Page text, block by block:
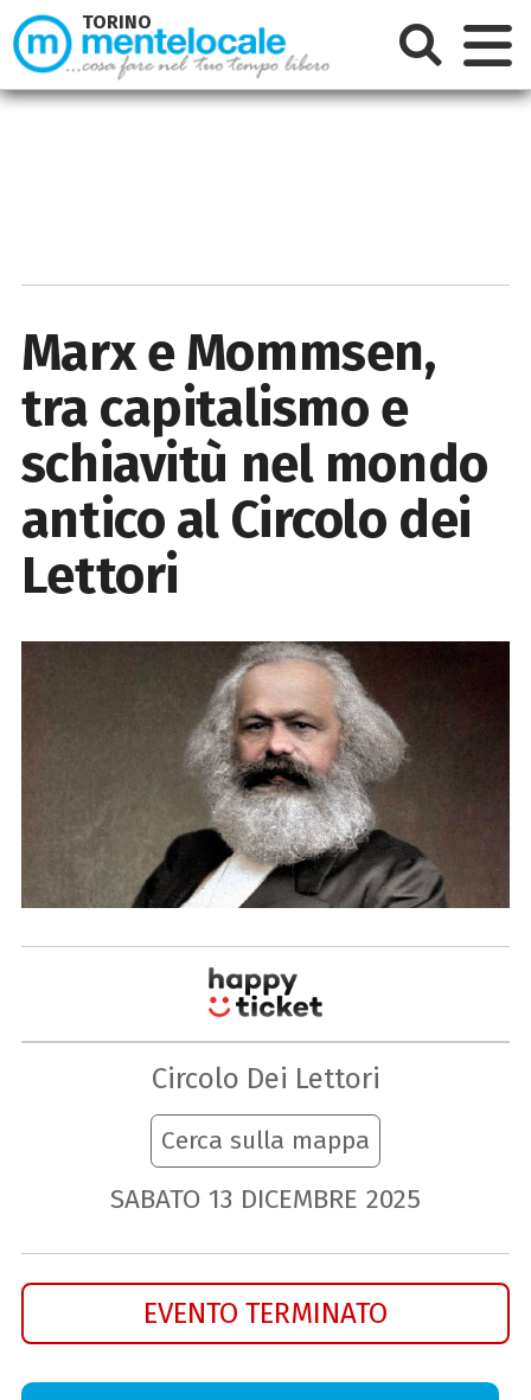
Marx e Mommsen,
tra capitalismo e
schiavitù nel mondo
antico al Circolo dei
Lettori
Circolo Dei Lettori
Cerca sulla mappa
SABATO 13 DICEMBRE 2025
EVENTO TERMINATO
TORINO